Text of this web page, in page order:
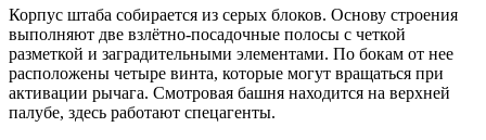
Корпус штаба собирается из серых блоков. Основу строения
выполняют две взлётно-посадочные полосы с четкой
разметкой и заградительными элементами. По бокам от нее
расположены четыре винта, которые могут вращаться при
активации рычага. Смотровая башня находится на верхней
палубе, здесь работают спецагенты.